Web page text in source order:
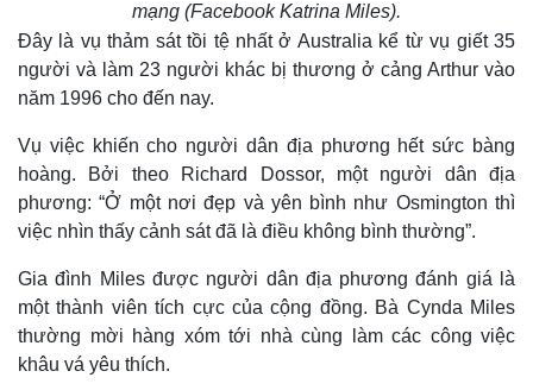
Thế giới
Quan sát
Cuộc sống đó đây
Multimedia
Video
Ảnh
Infographic
mạng (Facebook Katrina Miles).
Đây là vụ thảm sát tồi tệ nhất ở Australia kể từ vụ giết 35
người và làm 23 người khác bị thương ở cảng Arthur vào
năm 1996 cho đến nay.
Vụ việc khiến cho người dân địa phương hết sức bàng
hoàng. Bởi theo Richard Dossor, một người dân địa
phương: “Ở một nơi đẹp và yên bình như Osmington thì
việc nhìn thấy cảnh sát đã là điều không bình thường”.
Gia đình Miles được người dân địa phương đánh giá là
một thành viên tích cực của cộng đồng. Bà Cynda Miles
thường mời hàng xóm tới nhà cùng làm các công việc
khâu vá yêu thích.